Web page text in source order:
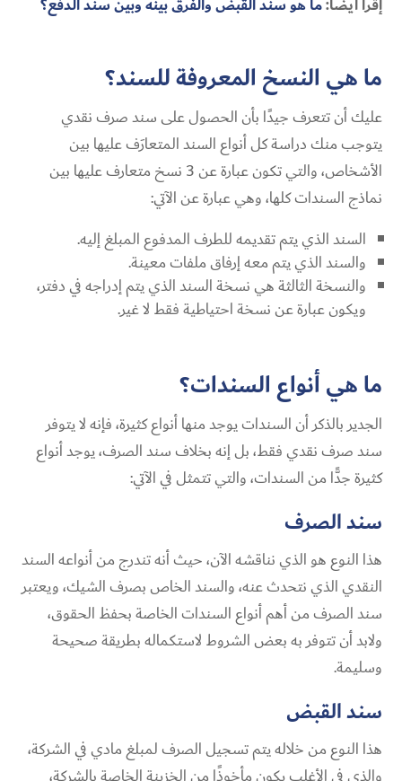
ما هي النسخ المعروفة للسند؟
عليك أن تتعرف جيدًا بأن الحصول على سند صرف نقدي
يتوجب منك دراسة كل أنواع السند المتعارَف عليها بين
الأشخاص، والتي تكون عبارة عن 3 نسخ متعارف عليها بين
نماذج السندات كلها، وهي عبارة عن الآتي:
السند الذي يتم تقديمه للطرف المدفوع المبلغ إليه.
والسند الذي يتم معه إرفاق ملفات معينة.
والنسخة الثالثة هي نسخة السند الذي يتم إدراجه في دفتر،
ويكون عبارة عن نسخة احتياطية فقط لا غير.
ما هي أنواع السندات؟
الجدير بالذكر أن السندات يوجد منها أنواع كثيرة، فإنه لا يتوفر
سند صرف نقدي فقط، بل إنه بخلاف سند الصرف، يوجد أنواع
كثيرة جدًّا من السندات، والتي تتمثل في الآتي:
سند الصرف
هذا النوع هو الذي نناقشه الآن، حيث أنه تندرج من أنواعه السند
النقدي الذي نتحدث عنه، والسند الخاص بصرف الشيك، ويعتبر
سند الصرف من أهم أنواع السندات الخاصة بحفظ الحقوق،
ولابد أن تتوفر به بعض الشروط لاستكماله بطريقة صحيحة
وسليمة.
سند القبض
هذا النوع من خلاله يتم تسجيل الصرف لمبلغ مادي في الشركة،
والذي في الأغلب يكون مأخوذًا من الخزينة الخاصة بالشركة،